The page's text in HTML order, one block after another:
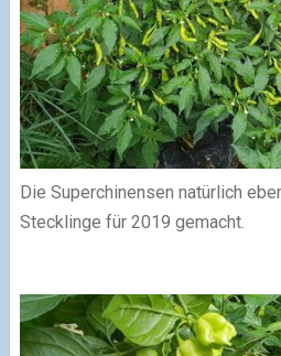
Die Superchinensen natürlich
Stecklinge für 2019 gemacht.